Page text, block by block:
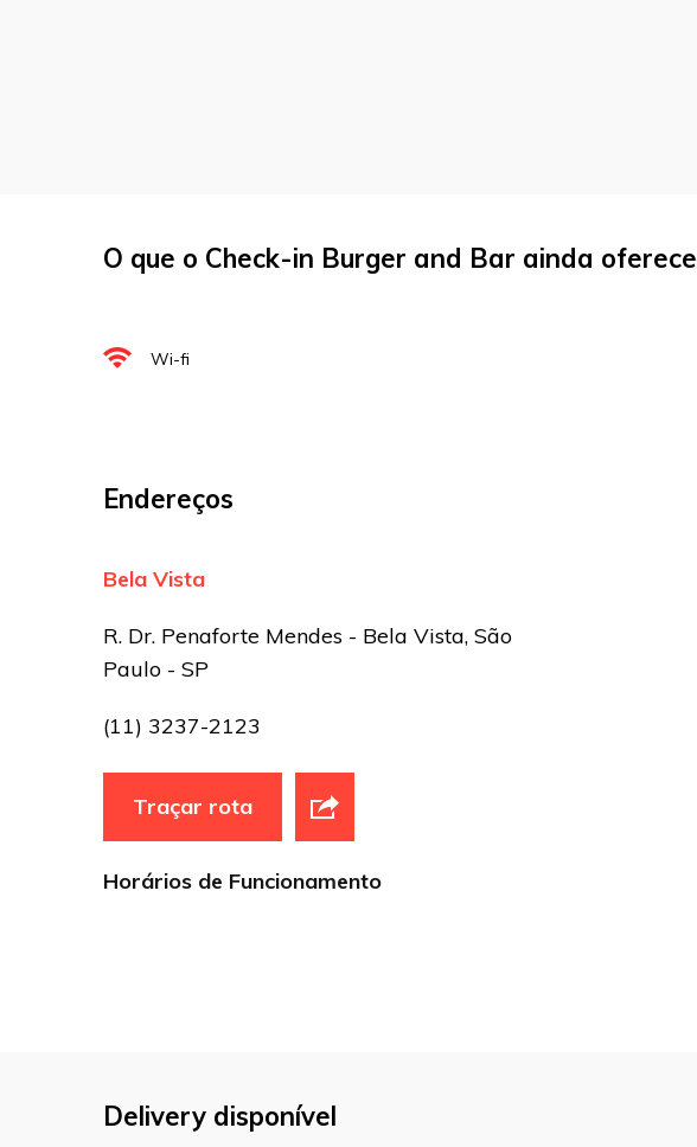
E-mail*
Sua avaliação
O que o Check-in Burger and Bar ainda oferece
Wi-fi
Endereços
Bela Vista
R. Dr. Penaforte Mendes - Bela Vista, São
Paulo - SP
(11) 3237-2123
Traçar rota
Horários de Funcionamento
Delivery disponível